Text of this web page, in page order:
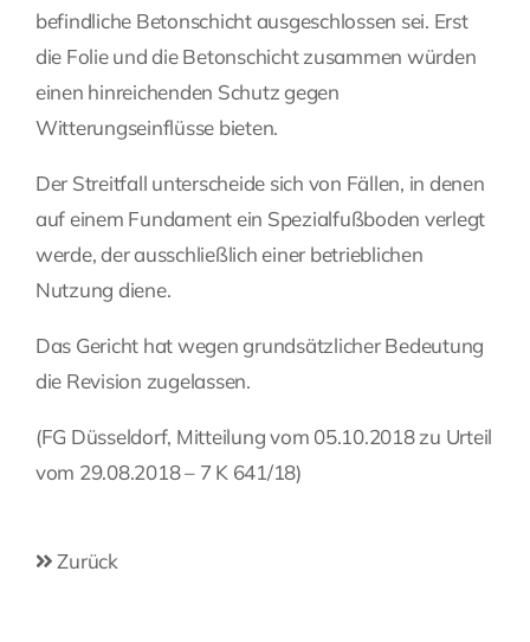
befindliche Betonschicht ausgeschlossen sei. Erst
die Folie und die Betonschicht zusammen würden
einen hinreichenden Schutz gegen
Witterungseinflüsse bieten.
Der Streitfall unterscheide sich von Fällen, in denen
auf einem Fundament ein Spezialfußboden verlegt
werde, der ausschließlich einer betrieblichen
Nutzung diene.
Das Gericht hat wegen grundsätzlicher Bedeutung
die Revision zugelassen.
(FG Düsseldorf, Mitteilung vom 05.10.2018 zu Urteil
vom 29.08.2018 – 7 K 641/18)
Zurück